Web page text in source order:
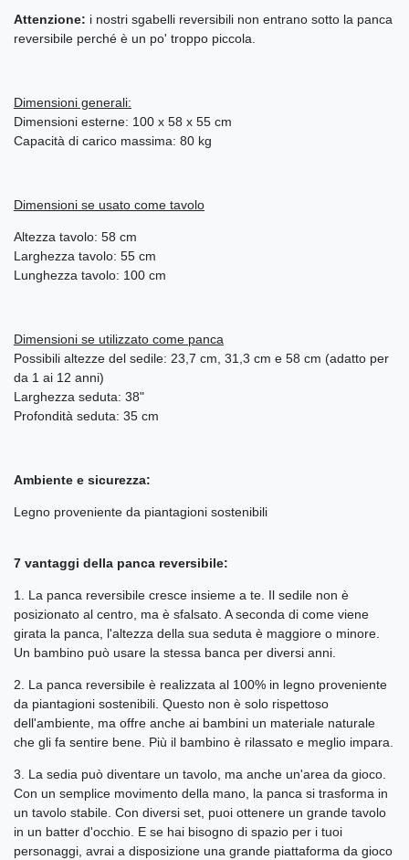
Attenzione: i nostri sgabelli reversibili non entrano sotto la panca
reversibile perché è un po' troppo piccola.
Dimensioni generali:
Dimensioni esterne: 100 x 58 x 55 cm
Capacità di carico massima: 80 kg
Dimensioni se usato come tavolo
Altezza tavolo: 58 cm
Larghezza tavolo: 55 cm
Lunghezza tavolo: 100 cm
Dimensioni se utilizzato come panca
Possibili altezze del sedile: 23,7 cm, 31,3 cm e 58 cm (adatto per
da 1 ai 12 anni)
Larghezza seduta: 38"
Profondità seduta: 35 cm
Ambiente e sicurezza:
Legno proveniente da piantagioni sostenibili
7 vantaggi della panca reversibile:
1. La panca reversibile cresce insieme a te. Il sedile non è
posizionato al centro, ma è sfalsato. A seconda di come viene
girata la panca, l'altezza della sua seduta è maggiore o minore.
Un bambino può usare la stessa banca per diversi anni.
2. La panca reversibile è realizzata al 100% in legno proveniente
da piantagioni sostenibili. Questo non è solo rispettoso
dell'ambiente, ma offre anche ai bambini un materiale naturale
che gli fa sentire bene. Più il bambino è rilassato e meglio impara.
3. La sedia può diventare un tavolo, ma anche un'area da gioco.
Con un semplice movimento della mano, la panca si trasforma in
un tavolo stabile. Con diversi set, puoi ottenere un grande tavolo
in un batter d'occhio. E se hai bisogno di spazio per i tuoi
personaggi, avrai a disposizione una grande piattaforma da gioco